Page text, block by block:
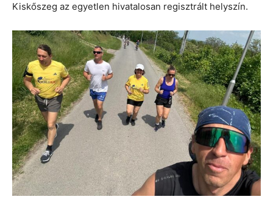
Kiskőszeg az egyetlen hivatalosan regisztrált helyszín.